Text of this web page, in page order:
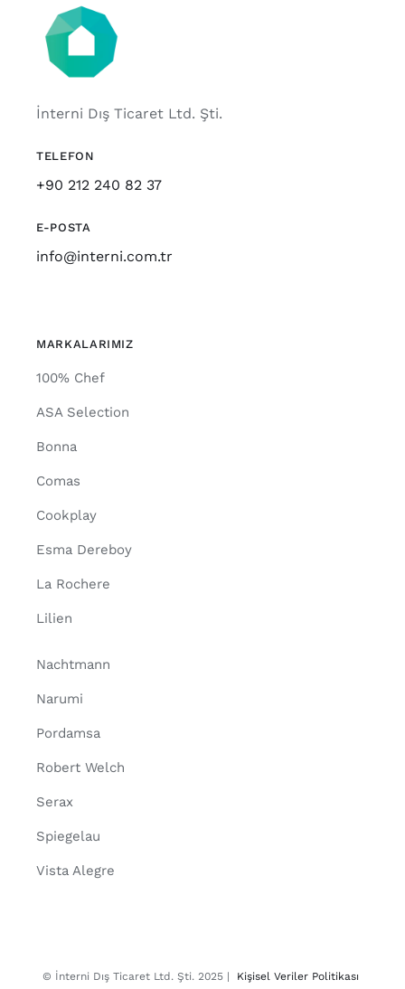
İnterni Dış Ticaret Ltd. Şti.
TELEFON
+90 212 240 82 37
E-POSTA
info@interni.com.tr
MARKALARIMIZ
100% Chef
ASA Selection
Bonna
Comas
Cookplay
Esma Dereboy
La Rochere
Lilien
Nachtmann
Narumi
Pordamsa
Robert Welch
Serax
Spiegelau
Vista Alegre
© İnterni Dış Ticaret Ltd. Şti. 2025 | Kişisel Veriler Politikası